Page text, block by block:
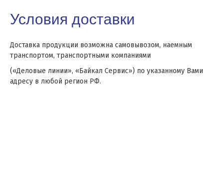
Условия доставки
Доставка продукции возможна самовывозом, наемным
транспортом, транспортными компаниями
(«Деловые линии», «Байкал Сервис») по указанному Вами
адресу в любой регион РФ.